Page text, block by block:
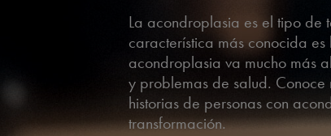
La acondroplasia es el tipo de
característica más conocida
acondroplasia va mucho más
y problemas de salud.
historias de personas con
transformación.